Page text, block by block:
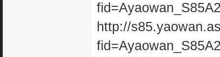
http://